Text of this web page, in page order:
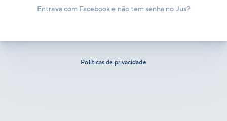
Entrava com Facebook e não tem senha no Jus?
Políticas de privacidade